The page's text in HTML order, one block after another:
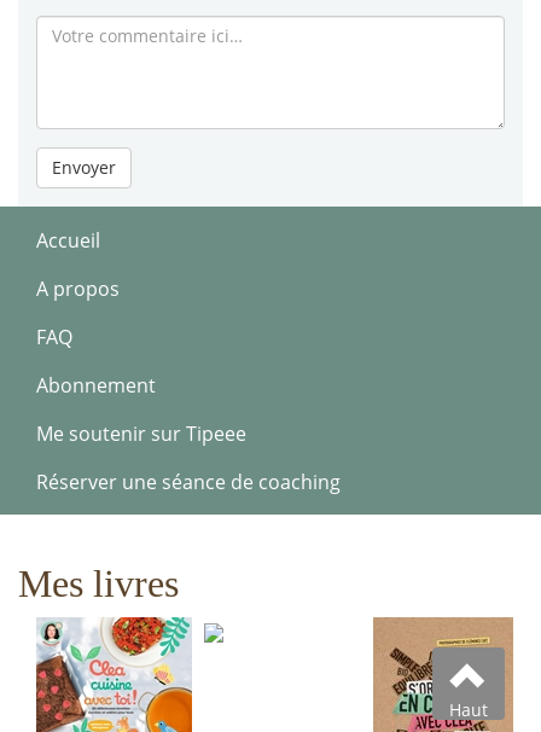
Envoyer
Haut
Accueil
A propos
FAQ
Abonnement
Me soutenir sur Tipeee
Réserver une séance de coaching
Mes livres